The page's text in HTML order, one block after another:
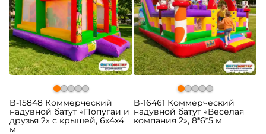
B-15848 Коммерческий
надувной батут «Попугаи и
друзья 2» с крышей, 6x4x4
м
B-16461 Коммерческий
надувной батут «Весёлая
компания 2», 8*6*5 м